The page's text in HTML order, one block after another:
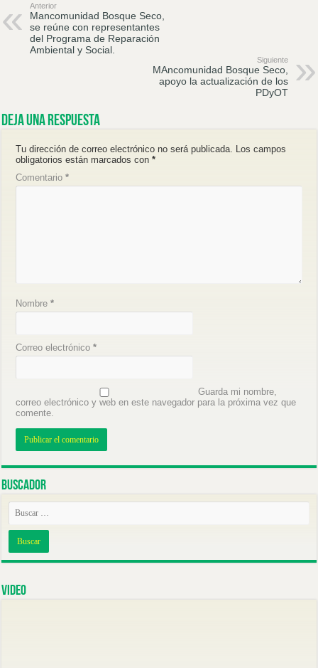
Anterior
Mancomunidad Bosque Seco,
se reúne con representantes
del Programa de Reparación
Ambiental y Social.
Siguiente
MAncomunidad Bosque Seco,
apoyo la actualización de los
PDyOT
Deja una respuesta
Tu dirección de correo electrónico no será publicada. Los campos
obligatorios están marcados con*
Comentario*
Nombre*
Correo electrónico*
Guarda mi nombre,
correo electrónico y web en este navegador para la próxima vez que
comente.
Buscador
Video